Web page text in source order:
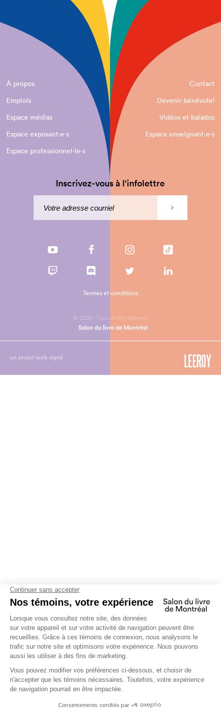
À propos
Contact
Emplois
Devenir bénévole!
Espace médias
Vidéos et balados
Espace exposant·e⋅s
Espace enseignant·e⋅s
Espace professionnel·le⋅s
Inscrivez-vous à l'infolettre
© 2026 - Tous droits réservés
Termes et conditions
un projet web signé